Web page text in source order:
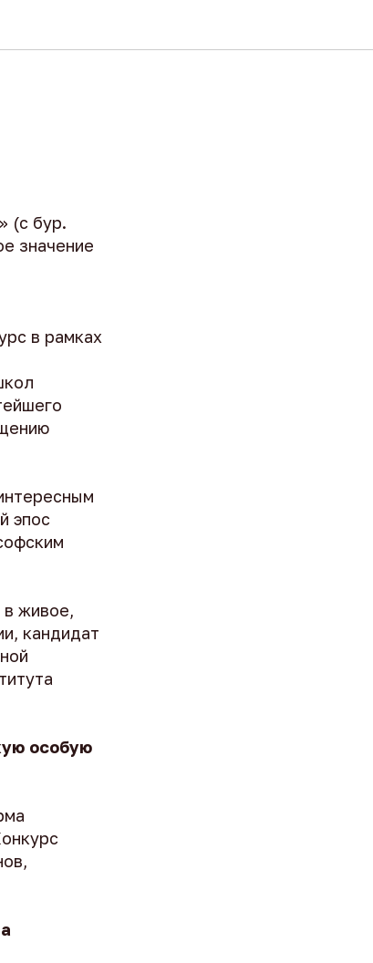
(с бур.
значение
в рамках
эпос
в живое,
кандидат
особую